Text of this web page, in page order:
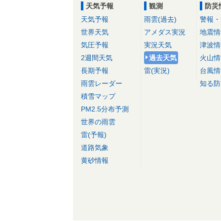
天気予報
天気予報
世界天気
気圧予報
2週間天気
長期予報
雨雲レーダー
積雪マップ
PM2.5分布予測
世界の雨雲
雷(予報)
道路気象
黄砂情報
観測
雨雲(過去)
アメダス実況
実況天気
過去天気
雷(実況)
防災
警報
地震
津波
火山
台風
知る